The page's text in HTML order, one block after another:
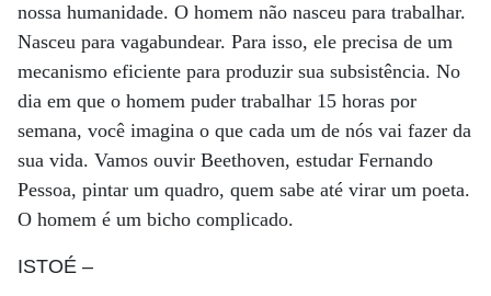
nossa humanidade. O homem não nasceu para trabalhar.
Nasceu para vagabundear. Para isso, ele precisa de um
mecanismo eficiente para produzir sua subsistência. No
dia em que o homem puder trabalhar 15 horas por
semana, você imagina o que cada um de nós vai fazer da
sua vida. Vamos ouvir Beethoven, estudar Fernando
Pessoa, pintar um quadro, quem sabe até virar um poeta.
O homem é um bicho complicado.
ISTOÉ –